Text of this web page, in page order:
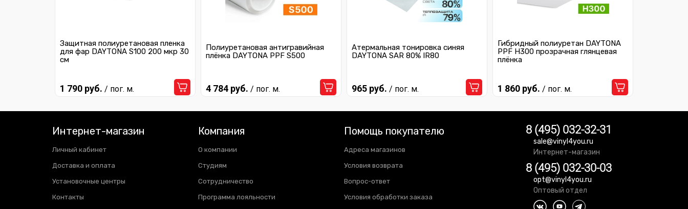
Защитная полиуретановая пленка
для фар DAYTONA S100 200 мкр 30
см
1 790 руб. / пог. м.
Полиуретановая антигравийная
плёнка DAYTONA PPF S500
4 784 руб. / пог. м.
Атермальная тонировка синяя
DAYTONA SAR 80% IR80
965 руб. / пог. м.
Гибридный полиуретан DAYTONA
PPF H300 прозрачная глянцевая
плёнка
1 860 руб. / пог. м.
Интернет-магазин
Личный кабинет
Доставка и оплата
Установочные центры
Контакты
Компания
О компании
Студиям
Сотрудничество
Программа лояльности
Помощь покупателю
Адреса магазинов
Условия возврата
Вопрос-ответ
Условия обработки заказа
8 (495) 032-32-31
sale@vinyl4you.ru
Интернет-магазин
8 (495) 032-30-03
opt@vinyl4you.ru
Оптовый отдел